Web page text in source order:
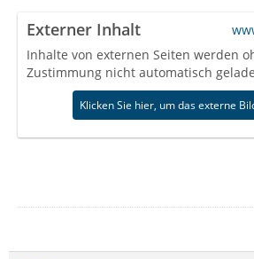
Externer Inhalt
Inhalte von externen Seiten werden
Zustimmung nicht automatisch
Klicken Sie hier, um das externe